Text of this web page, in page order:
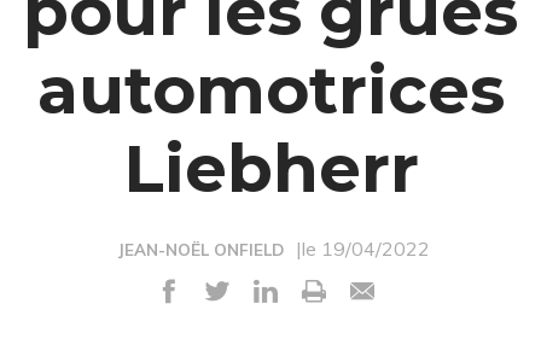
automotrices
Liebherr
JEAN-NOËL ONFIELD |le 19/04/2022